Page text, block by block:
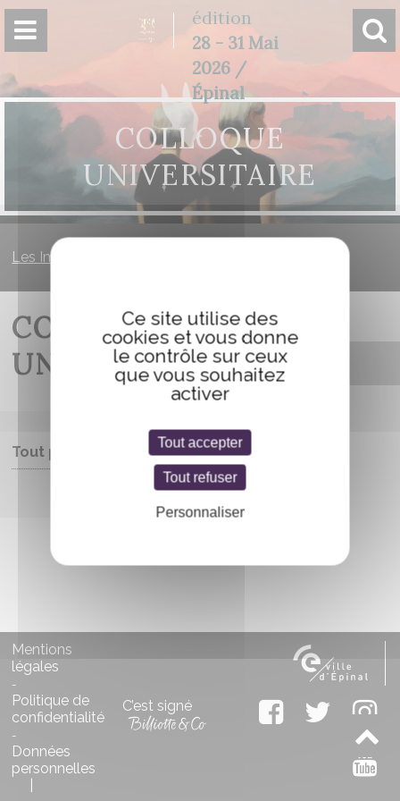
édition
28 - 31 Mai
2026 /
Épinal
COLLOQUE
UNIVERSITAIRE
Les Imaginales
COLLOQUE
UNIVERSITAIRE
Tout public
Entrée libre
Mentions
légales
-
Politique de
confidentialité
-
Données
personnelles
C’est signé
Panneau de gestion des cookies
Ce site utilise des
cookies et vous donne
le contrôle sur ceux
que vous souhaitez
activer
Tout accepter
Tout refuser
Personnaliser